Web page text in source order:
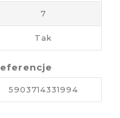
7
Tak
5903714331994